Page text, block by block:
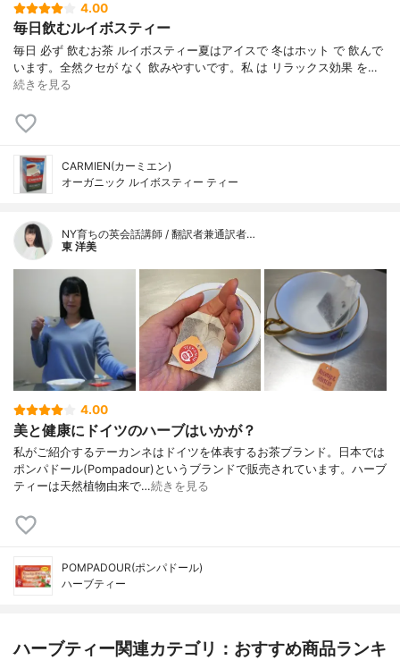
4.00
毎日飲むルイボスティー
毎日 必ず 飲むお茶 ルイボスティー夏はアイスで 冬はホット で 飲んで
います。全然クセが なく 飲みやすいです。私 は リラックス効果 を…
続きを見る
CARMIEN(カーミエン)
オーガニック ルイボスティー ティー
NY育ちの英会話講師 / 翻訳者兼通訳者…
東 洋美
4.00
美と健康にドイツのハーブはいかが？
私がご紹介するテーカンネはドイツを体表するお茶ブランド。日本では
ポンパドール(Pompadour)というブランドで販売されています。ハーブ
ティーは天然植物由来で…続きを見る
POMPADOUR(ポンパドール)
ハーブティー
ハーブティー関連カテゴリ：おすすめ商品ランキ